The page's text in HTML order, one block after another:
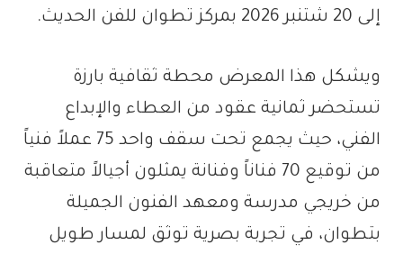
إلى 20 شتنبر 2026 بمركز تطوان للفن الحديث.
ويشكل هذا المعرض محطة ثقافية بارزة
تستحضر ثمانية عقود من العطاء والإبداع
الفني، حيث يجمع تحت سقف واحد 75 عملاً فنياً
من توقيع 70 فناناً وفنانة يمثلون أجيالاً متعاقبة
من خريجي مدرسة ومعهد الفنون الجميلة
بتطوان، في تجربة بصرية توثق لمسار طويل